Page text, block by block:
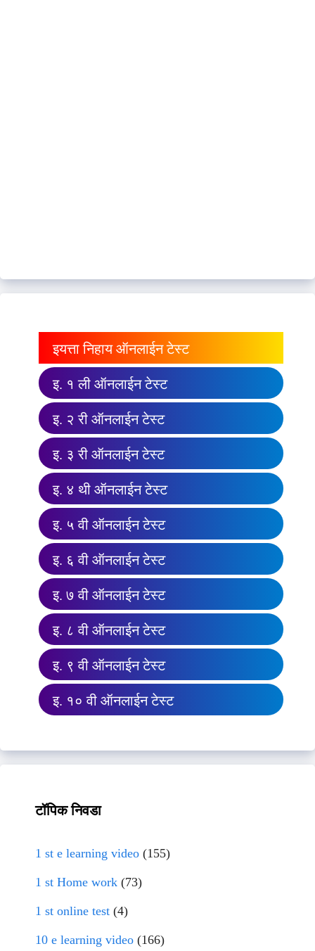
इयत्ता निहाय ऑनलाईन टेस्ट
इ. १ ली ऑनलाईन टेस्ट
इ. २ री ऑनलाईन टेस्ट
इ. ३ री ऑनलाईन टेस्ट
इ. ४ थी ऑनलाईन टेस्ट
इ. ५ वी ऑनलाईन टेस्ट
इ. ६ वी ऑनलाईन टेस्ट
इ. ७ वी ऑनलाईन टेस्ट
इ. ८ वी ऑनलाईन टेस्ट
इ. ९ वी ऑनलाईन टेस्ट
इ. १० वी ऑनलाईन टेस्ट
टॉपिक निवडा
1 st e learning video (155)
1 st Home work (73)
1 st online test (4)
10 e learning video (166)